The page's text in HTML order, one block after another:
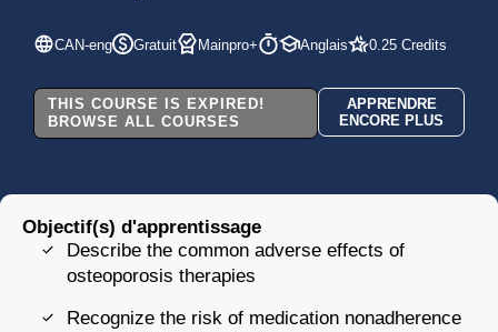
CAN-eng Gratuit Mainpro+ Anglais 0.25 Credits
THIS COURSE IS EXPIRED!
BROWSE ALL COURSES
APPRENDRE
ENCORE PLUS
Objectif(s) d'apprentissage
Describe the common adverse effects of
osteoporosis therapies
Recognize the risk of medication nonadherence